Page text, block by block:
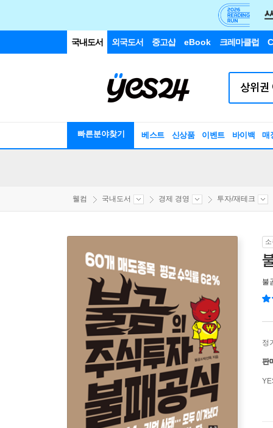
국내도서 외국도서 중고샵 eBook 크레마클럽
빠른분야찾기 베스트 신상품 이벤트 바이백 매
웰컴 국내도서 경제 경영 투자/재테크
불
정
판